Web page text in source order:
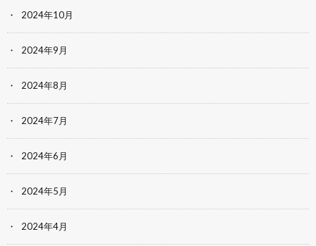
2024年10月
2024年9月
2024年8月
2024年7月
2024年6月
2024年5月
2024年4月